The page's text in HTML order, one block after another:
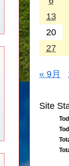
13
20
27
« 9月
Site